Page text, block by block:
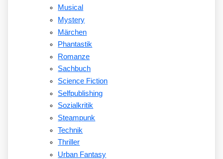
Musical
Mystery
Märchen
Phantastik
Romanze
Sachbuch
Science Fiction
Selfpublishing
Sozialkritik
Steampunk
Technik
Thriller
Urban Fantasy